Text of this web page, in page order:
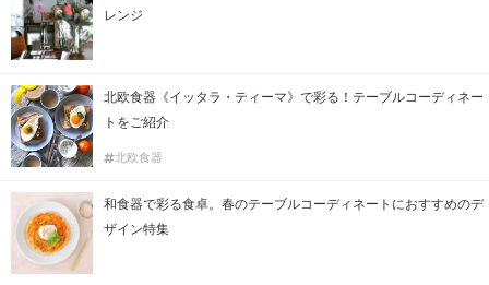
レンジ
北欧食器《イッタラ・ティーマ》で彩る！テーブルコーディネー
トをご紹介
北欧食器
和食器で彩る食卓。春のテーブルコーディネートにおすすめのデ
ザイン特集